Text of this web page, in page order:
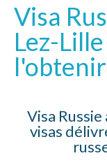
Visa
Lez-
l'obtenir
Visa
visas